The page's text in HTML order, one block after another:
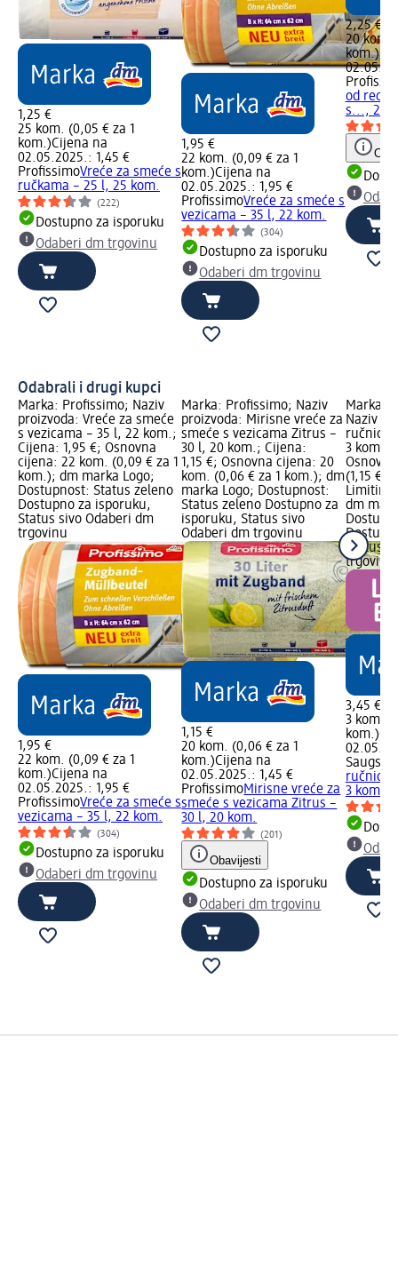
1,25 €
25 kom. (0,05 € za 1
kom.)Cijena na
02.05.2025.: 1,45 €
ProfissimoVreće za smeće s
ručkama – 25 l, 25 kom.
(222)
Dostupno za isporuku
Odaberi dm trgovinu
1,95 €
22 kom. (0,09 € za 1
kom.)Cijena na
02.05.2025.: 1,95 €
ProfissimoVreće za smeće s
vezicama – 35 l, 22 kom.
(304)
Dostupno za isporuku
Odaberi dm trgovinu
2,25 €
20 kom.
kom.)
od
s..., 20
Odabrali i drugi kupci
Marka: Profissimo; Naziv
proizvoda: Vreće za smeće
s vezicama – 35 l, 22 kom.;
Cijena: 1,95 €; Osnovna
cijena: 22 kom. (0,09 € za 1
kom.); dm marka Logo;
Dostupnost: Status zeleno
Dostupno za isporuku,
Status sivo Odaberi dm
trgovinu
1,95 €
22 kom. (0,09 € za 1
kom.)Cijena na
02.05.2025.: 1,95 €
ProfissimoVreće za smeće s
vezicama – 35 l, 22 kom.
(304)
Dostupno za isporuku
Odaberi dm trgovinu
Marka: Profissimo; Naziv
proizvoda: Mirisne vreće za
smeće s vezicama Zitrus –
30 l, 20 kom.; Cijena:
1,15 €; Osnovna cijena: 20
kom. (0,06 € za 1 kom.); dm
marka Logo; Dostupnost:
Status zeleno Dostupno za
isporuku, Status sivo
Odaberi dm trgovinu
1,15 €
20 kom. (0,06 € za 1
kom.)Cijena na
02.05.2025.: 1,45 €
ProfissimoMirisne vreće za
smeće s vezicama Zitrus –
30 l, 20 kom.
(201)
Obavijesti
Dostupno za isporuku
Odaberi dm trgovinu
Marka:
Naziv
ručnici,
3 kom.;
(1,15 €
dm
Status
trgovinu
3,45 €
3 kom.
kom.)
ručnici,
3 kom.